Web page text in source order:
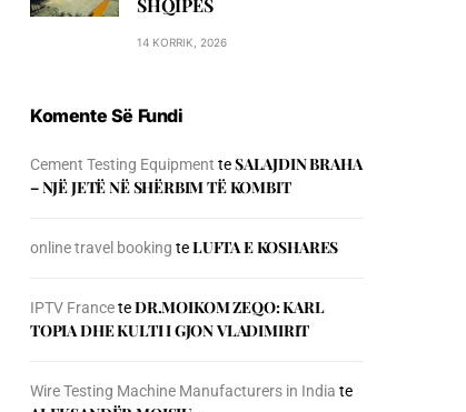
SHQIPES
14 KORRIK, 2026
Komente Së Fundi
Cement Testing Equipment teSALAJDIN BRAHA
– NJЁ JETЁ NЁ SHЁRBIM TЁ KOMBIT
online travel booking teLUFTA E KOSHARES
IPTV FranceteDR.MOIKOM ZEQO: KARL
TOPIA DHE KULTI I GJON VLADIMIRIT
Wire Testing Machine Manufacturers in India te